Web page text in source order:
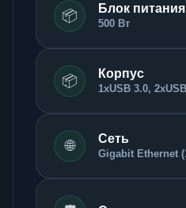
📦 Блок питания
500 Вт
📦 Корпус
1xUSB 3.0,
🌐 Сеть
Gigabit Ethernet